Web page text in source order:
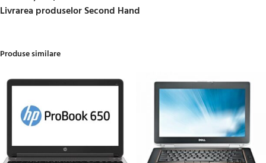
Livrarea produselor Second Hand
Produse similare